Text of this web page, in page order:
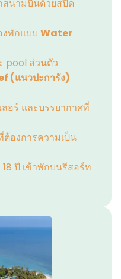
สนามบินด้วยสปีด
พักแบบ Water
pool ส่วนตัว
(แนวปะการัง)
อร์ และบรรยากาศที่
องการความเป็น
ปี เข้าพักบนรีสอร์ท